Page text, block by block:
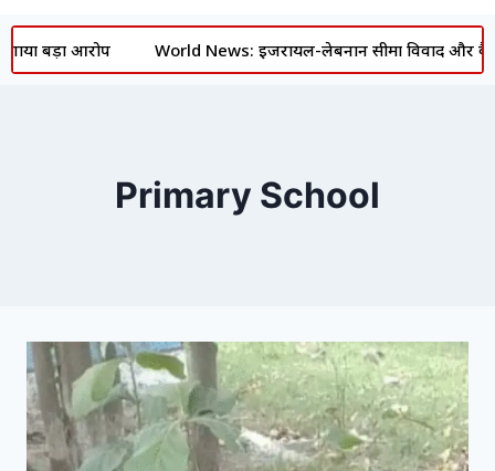
World News: इजरायल-लेबनान सीमा विवाद और कैदियों की
Primary School